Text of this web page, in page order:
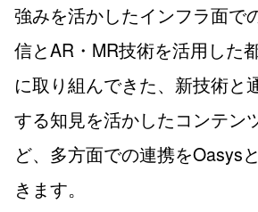
強みを活かしたインフラ面で
信とAR・MR技術を活用した
に取り組んできた、新技術と
する知見を活かしたコンテン
ど、多方面での連携をOasys
きます。